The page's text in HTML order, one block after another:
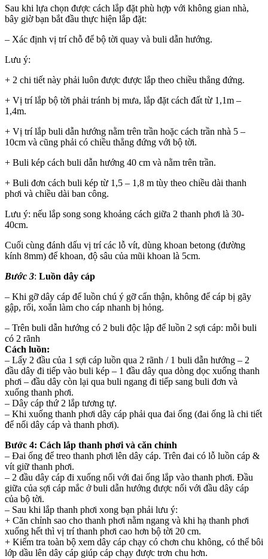
Sau khi lựa chọn được cách lắp đặt phù hợp với không gian nhà,
bây giờ bạn bắt đầu thực hiện lắp đặt:
– Xác định vị trí chỗ để bộ tời quay và buli dẫn hướng.
Lưu ý:
+ 2 chi tiết này phải luôn được được lắp theo chiều thẳng đứng.
+ Vị trí lắp bộ tời phải tránh bị mưa, lắp đặt cách đất từ 1,1m –
1,4m.
+ Vị trí lắp buli dẫn hướng nằm trên trần hoặc cách trần nhà 5 –
10cm và cũng phải có chiều thẳng đứng với bộ tời.
+ Buli kép cách buli dẫn hướng 40 cm và nằm trên trần.
+ Buli đơn cách buli kép từ 1,5 – 1,8 m tùy theo chiều dài thanh
phơi và chiều dài ban công.
Lưu ý: nếu lắp song song khoảng cách giữa 2 thanh phơi là 30-
40cm.
Cuối cùng đánh dấu vị trí các lỗ vít, dùng khoan betong (đường
kính 8mm) để khoan, độ sâu của mũi khoan là 5cm.
Bước 3: Luồn dây cáp
– Khi gỡ dây cáp để luồn chú ý gỡ cẩn thận, không để cáp bị gãy
gập, rối, xoắn làm cho cáp nhanh bị hỏng.
– Trên buli dẫn hướng có 2 buli độc lập để luồn 2 sợi cáp: mỗi buli
có 2 rãnh
Cách luồn:
– Lấy 2 đầu của 1 sợi cáp luồn qua 2 rãnh / 1 buli dẫn hướng – 2
đầu dây đi tiếp vào buli kép – 1 đầu dây qua dòng dọc xuống thanh
phơi – đầu dây còn lại qua buli ngang đi tiếp sang buli đơn và
xuống thanh phơi.
– Dây cáp thứ 2 lắp tương tự.
– Khi xuống thanh phơi dây cáp phải qua đai ống (đai ống là chi tiết
để nối dây cáp và thanh phơi).
Bước 4: Cách lắp thanh phơi và căn chỉnh
– Đai ống để treo thanh phơi lên dây cáp. Trên đai có lỗ luồn cáp &
vít giữ thanh phơi.
– 2 đầu dây cáp đi xuống nối với đai ống lắp vào thanh phơi. Đầu
giữa của sợi cáp mắc ở buli dẫn hướng được nối với đầu dây cáp
của bộ tời.
– Sau khi lắp thanh phơi xong bạn phải lưu ý:
+ Căn chỉnh sao cho thanh phơi nằm ngang và khi hạ thanh phơi
xuống hết thì vị trí thanh phơi cao hơn bộ tời 20 cm.
+ Kiểm tra toàn bộ xem dây cáp chạy có chơn chu không, có thể bôi
lớp dầu lên dây cáp giúp cáp chạy được trơn chu hơn.